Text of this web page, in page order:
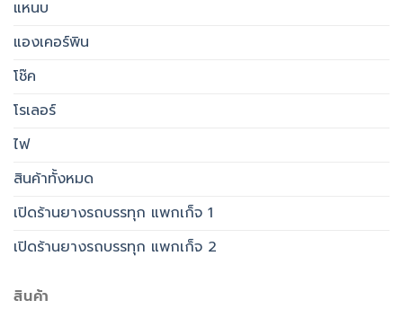
แหนบ
แองเคอร์พิน
โช๊ค
โรเลอร์
ไฟ
สินค้าทั้งหมด
เปิดร้านยางรถบรรทุก แพกเก็จ 1
เปิดร้านยางรถบรรทุก แพกเก็จ 2
สินค้า